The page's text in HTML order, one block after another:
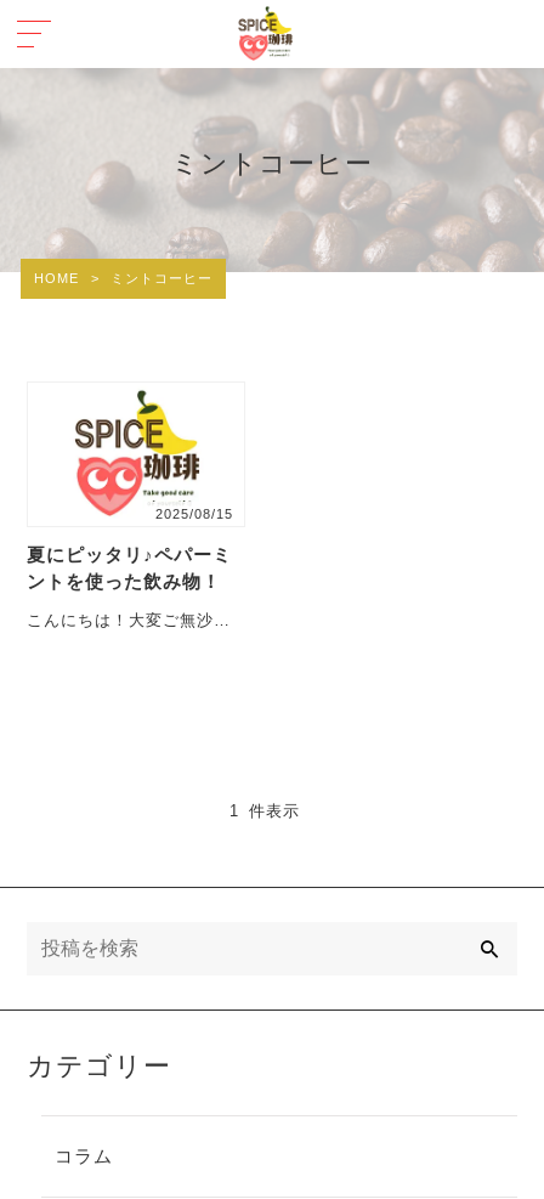
ミントコーヒー
HOME > ミントコーヒー
2025/08/15
夏にピッタリ♪ペパーミ
ントを使った飲み物！
こんにちは！大変ご無沙汰
1 件表示
カテゴリー
コラム